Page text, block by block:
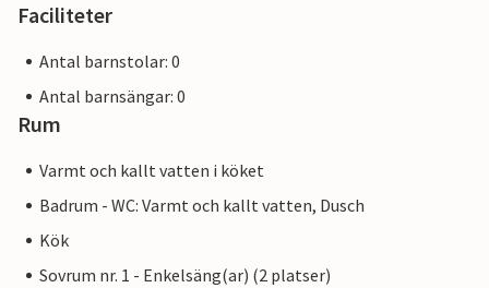
Faciliteter
Antal barnstolar: 0
Antal barnsängar: 0
Rum
Varmt och kallt vatten i köket
Badrum - WC: Varmt och kallt vatten, Dusch
Kök
Sovrum nr. 1 - Enkelsäng(ar) (2 platser)